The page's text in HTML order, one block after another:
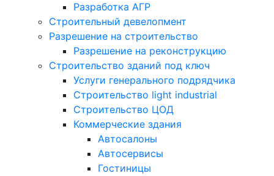
Разработка АГР
Строительный девелопмент
Разрешение на строительство
Разрешение на реконструкцию
Строительство зданий под ключ
Услуги генерального подрядчика
Строительство light industrial
Строительство ЦОД
Коммерческие здания
Автосалоны
Автосервисы
Гостиницы